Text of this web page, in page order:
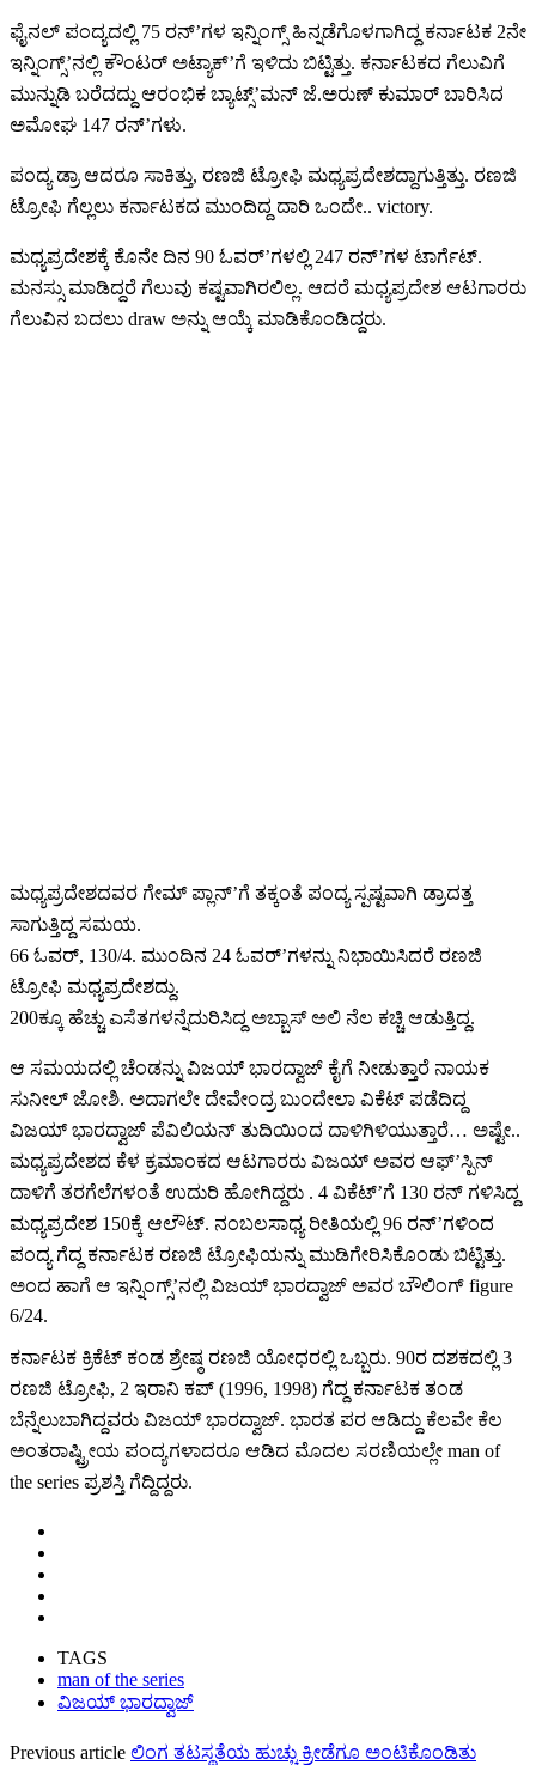
ಫೈನಲ್ ಪಂದ್ಯದಲ್ಲಿ 75 ರನ್’ಗಳ ಇನ್ನಿಂಗ್ಸ್ ಹಿನ್ನಡೆಗೊಳಗಾಗಿದ್ದ ಕರ್ನಾಟಕ 2ನೇ
ಇನ್ನಿಂಗ್ಸ್’ನಲ್ಲಿ ಕೌಂಟರ್ ಅಟ್ಯಾಕ್’ಗೆ ಇಳಿದು ಬಿಟ್ಟಿತ್ತು. ಕರ್ನಾಟಕದ ಗೆಲುವಿಗೆ
ಮುನ್ನುಡಿ ಬರೆದದ್ದು ಆರಂಭಿಕ ಬ್ಯಾಟ್ಸ್’ಮನ್ ಜೆ.ಅರುಣ್ ಕುಮಾರ್ ಬಾರಿಸಿದ
ಅಮೋಘ 147 ರನ್’ಗಳು.
ಪಂದ್ಯ ಡ್ರಾ ಆದರೂ ಸಾಕಿತ್ತು, ರಣಜಿ ಟ್ರೋಫಿ ಮಧ್ಯಪ್ರದೇಶದ್ದಾಗುತ್ತಿತ್ತು. ರಣಜಿ
ಟ್ರೋಫಿ ಗೆಲ್ಲಲು ಕರ್ನಾಟಕದ ಮುಂದಿದ್ದ ದಾರಿ ಒಂದೇ.. victory.
ಮಧ್ಯಪ್ರದೇಶಕ್ಕೆ ಕೊನೇ ದಿನ 90 ಓವರ್’ಗಳಲ್ಲಿ 247 ರನ್’ಗಳ ಟಾರ್ಗೆಟ್.
ಮನಸ್ಸು ಮಾಡಿದ್ದರೆ ಗೆಲುವು ಕಷ್ಟವಾಗಿರಲಿಲ್ಲ. ಆದರೆ ಮಧ್ಯಪ್ರದೇಶ ಆಟಗಾರರು
ಗೆಲುವಿನ ಬದಲು draw ಅನ್ನು ಆಯ್ಕೆ ಮಾಡಿಕೊಂಡಿದ್ದರು.
ಮಧ್ಯಪ್ರದೇಶದವರ ಗೇಮ್ ಪ್ಲಾನ್’ಗೆ ತಕ್ಕಂತೆ ಪಂದ್ಯ ಸ್ಪಷ್ಟವಾಗಿ ಡ್ರಾದತ್ತ
ಸಾಗುತ್ತಿದ್ದ ಸಮಯ.
66 ಓವರ್, 130/4. ಮುಂದಿನ 24 ಓವರ್’ಗಳನ್ನು ನಿಭಾಯಿಸಿದರೆ ರಣಜಿ
ಟ್ರೋಫಿ ಮಧ್ಯಪ್ರದೇಶದ್ದು.
200ಕ್ಕೂ ಹೆಚ್ಚು ಎಸೆತಗಳನ್ನೆದುರಿಸಿದ್ದ ಅಬ್ಬಾಸ್ ಅಲಿ ನೆಲ ಕಚ್ಚಿ ಆಡುತ್ತಿದ್ದ.
ಆ ಸಮಯದಲ್ಲಿ ಚೆಂಡನ್ನು ವಿಜಯ್ ಭಾರದ್ವಾಜ್ ಕೈಗೆ ನೀಡುತ್ತಾರೆ ನಾಯಕ
ಸುನೀಲ್ ಜೋಶಿ. ಅದಾಗಲೇ ದೇವೇಂದ್ರ ಬುಂದೇಲಾ ವಿಕೆಟ್ ಪಡೆದಿದ್ದ
ವಿಜಯ್ ಭಾರದ್ವಾಜ್ ಪೆವಿಲಿಯನ್ ತುದಿಯಿಂದ ದಾಳಿಗಿಳಿಯುತ್ತಾರೆ… ಅಷ್ಟೇ..
ಮಧ್ಯಪ್ರದೇಶದ ಕೆಳ ಕ್ರಮಾಂಕದ ಆಟಗಾರರು ವಿಜಯ್ ಅವರ ಆಫ್’ಸ್ಪಿನ್
ದಾಳಿಗೆ ತರಗೆಲೆಗಳಂತೆ ಉದುರಿ ಹೋಗಿದ್ದರು . 4 ವಿಕೆಟ್’ಗೆ 130 ರನ್ ಗಳಿಸಿದ್ದ
ಮಧ್ಯಪ್ರದೇಶ 150ಕ್ಕೆ ಆಲೌಟ್. ನಂಬಲಸಾಧ್ಯ ರೀತಿಯಲ್ಲಿ 96 ರನ್’ಗಳಿಂದ
ಪಂದ್ಯ ಗೆದ್ದ ಕರ್ನಾಟಕ ರಣಜಿ ಟ್ರೋಫಿಯನ್ನು ಮುಡಿಗೇರಿಸಿಕೊಂಡು ಬಿಟ್ಟಿತ್ತು.
ಅಂದ ಹಾಗೆ ಆ ಇನ್ನಿಂಗ್ಸ್’ನಲ್ಲಿ ವಿಜಯ್ ಭಾರದ್ವಾಜ್ ಅವರ ಬೌಲಿಂಗ್ figure
6/24.
ಕರ್ನಾಟಕ ಕ್ರಿಕೆಟ್ ಕಂಡ ಶ್ರೇಷ್ಠ ರಣಜಿ ಯೋಧರಲ್ಲಿ ಒಬ್ಬರು. 90ರ ದಶಕದಲ್ಲಿ 3
ರಣಜಿ ಟ್ರೋಫಿ, 2 ಇರಾನಿ ಕಪ್ (1996, 1998) ಗೆದ್ದ ಕರ್ನಾಟಕ ತಂಡ
ಬೆನ್ನೆಲುಬಾಗಿದ್ದವರು ವಿಜಯ್ ಭಾರದ್ವಾಜ್. ಭಾರತ ಪರ ಆಡಿದ್ದು ಕೆಲವೇ ಕೆಲ
ಅಂತರಾಷ್ಟ್ರೀಯ ಪಂದ್ಯಗಳಾದರೂ ಆಡಿದ ಮೊದಲ ಸರಣಿಯಲ್ಲೇ man of
the series ಪ್ರಶಸ್ತಿ ಗೆದ್ದಿದ್ದರು.
TAGS
man of the series
ವಿಜಯ್ ಭಾರದ್ವಾಜ್
Previous article ಲಿಂಗ ತಟಸ್ಥತೆಯ ಹುಚ್ಚು ಕ್ರೀಡೆಗೂ ಅಂಟಿಕೊಂಡಿತು